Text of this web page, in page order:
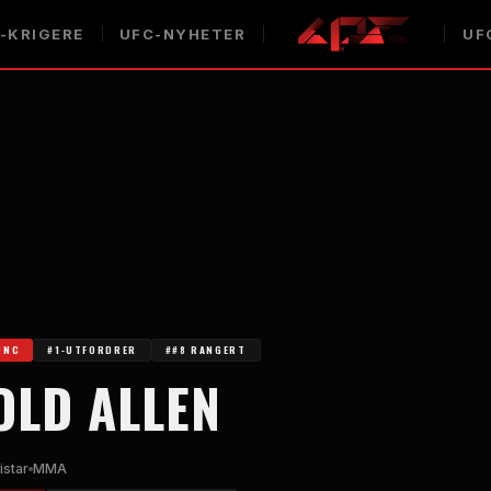
KRIGERE UFC-NYHETER
#1-UTFORDRER ##8 RANGERT
ALLEN
MMA